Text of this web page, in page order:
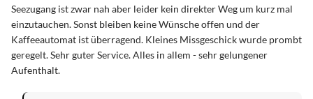
Seezugang ist zwar nah aber leider kein direkter Weg um kurz mal
einzutauchen. Sonst bleiben keine Wünsche offen und der
Kaffeeautomat ist überragend. Kleines Missgeschick wurde prombt
geregelt. Sehr guter Service. Alles in allem - sehr gelungener
Aufenthalt.